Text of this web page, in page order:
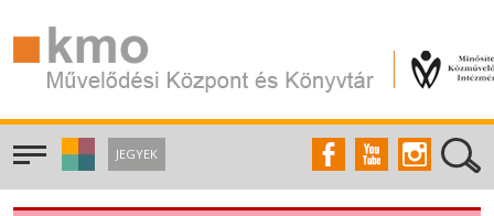
JEGYEK